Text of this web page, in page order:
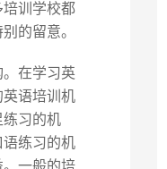
训学校都
的留意。
在学习英
语培训机
习的机
练习的机
一般的培